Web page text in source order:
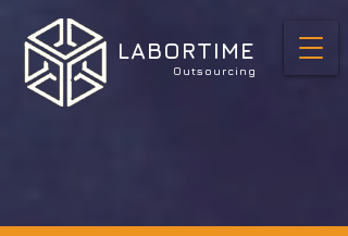
LABORTIME
Outsourcing